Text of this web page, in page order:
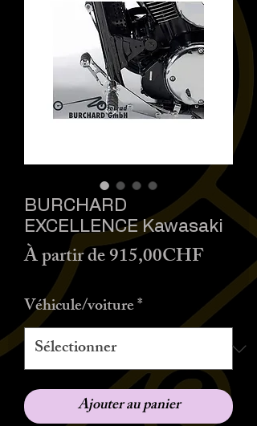
BURCHARD
EXCELLENCE Kawasaki
À partir de915,00CHFPrix
Véhicule/voiture*
Ajouter au panier